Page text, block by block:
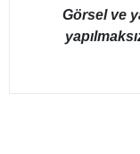
Görsel ve